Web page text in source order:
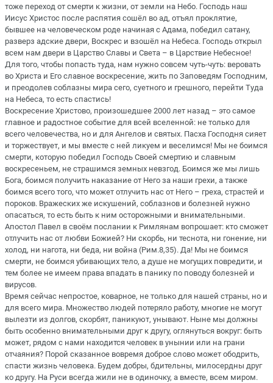
тоже переход от смерти к жизни, от земли на Небо. Господь наш
Иисус Христос после распятия сошёл во ад, отъял проклятие,
бывшее на человеческом роде начиная с Адама, победил сатану,
разверз адские двери, Воскрес и взошёл на Небеса. Господь открыл
всем нам двери в Царство Славы и Света – в Царствие Небесное!
Для того, чтобы попасть туда, нам нужно совсем чуть-чуть: веровать
во Христа и Его славное воскресение, жить по Заповедям Господним,
и преодолев соблазны мира сего, суетного и грешного, перейти Туда
на Небеса, то есть спастись!
Воскресение Христово, произошедшее 2000 лет назад – это самое
главное и радостное событие для всей вселенной: не только для
всего человечества, но и для Ангелов и святых. Пасха Господня сияет
и торжествует, и мы вместе с ней ликуем и веселимся! Мы не боимся
смерти, которую победил Господь Своей смертию и славным
воскресеньем, не страшимся земных невзгод. Боимся же мы лишь
Бога, боимся получить наказание от Него за наши грехи, а также
боимся всего того, что может отлучить нас от Него – греха, страстей и
пороков. Вражеских же искушений, соблазнов и болезней нужно
опасаться, то есть быть к ним осторожными и внимательными.
Апостол Павел в своём послании к Римлянам вопрошает: кто сможет
отлучить нас от любви Божией? Ни скорбь, ни теснота, ни гонение, ни
холод, ни нагота, ни беда, ни война (Рим.8,35). Да! Мы не боимся
смерти, не боимся убивающих тело, а душе не могущих повредити, и
тем более не имеем права впадать в панику по поводу болезней и
вирусов.
Время сейчас непростое, коварное, не только для нашей страны, но и
для всего мира. Множество людей потеряло работу, многие не могут
вылезти из долгов, скорбят, паникуют, унывают. Ныне мы должны
быть особенно внимательными друг к другу, оглянуться вокруг: быть
может, рядом с нами находится человек в унынии или на грани
отчаяния? Порой сказанное вовремя доброе слово может ободрить,
спасти жизнь человека. Будем добры, бдительны, милосердны друг
ко другу. На Руси всегда жили не в одиночку, а вместе, всем миром.